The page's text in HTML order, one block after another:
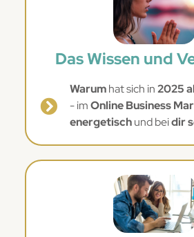
Das Wissen und
Warumhat sich in2025
- imOnline Business
energetischund beidir